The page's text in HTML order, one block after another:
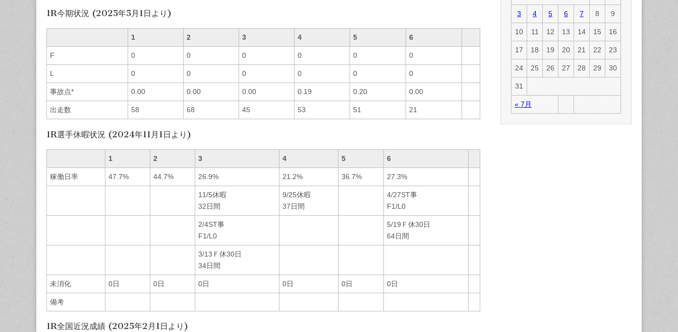
1R今期状況 (2025年5月1日より)
1 2 3 4 5 6
F 0 0 0 0 0 0
L 0 0 0 0 0 0
事故点* 0.00 0.00 0.00 0.19 0.20 0.00
出走数 58 68 45 53 51 21
1R選手休暇状況 (2024年11月1日より)
1 2 3 4 5 6
稼働日率 47.7% 44.7% 26.9% 21.2% 36.7% 27.3%
11/5休暇
32日間
9/25休暇
37日間
4/27ST事
F1/L0
2/4ST事
F1/L0
5/19Ｆ休30日
64日間
3/13Ｆ休30日
34日間
未消化 0日 0日 0日 0日 0日 0日
備考
1R全国近況成績 (2025年2月1日より)
« 7月
3 4 5 6 7 8 9
10 11 12 13 14 15 16
17 18 19 20 21 22 23
24 25 26 27 28 29 30
31